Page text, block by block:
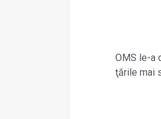
OMS le-a
ţările mai